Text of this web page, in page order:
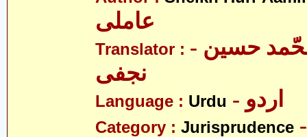
عاملی
Translator : - آیت اللہ محّمد حسین
نجفی
Language : Urdu - اردو
Category : Jurisprudence